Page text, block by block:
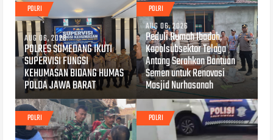
POLRI
AUG 06, 2026
POLRES SUMEDANG IKUTI
SUPERVISI FUNGSI
KEHUMASAN BIDANG HUMAS
POLDA JAWA BARAT
POLRI
AUG 06, 2026
Peduli Rumah Ibadah,
Kapolsubsektor Telaga
Antang Serahkan Bantuan
Semen untuk Renovasi
Masjid Nurhasanah
POLRI POLRI